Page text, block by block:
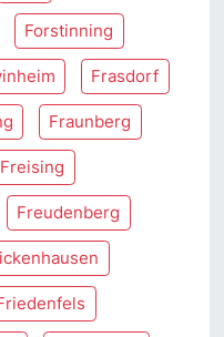
Forstinning
Frasdorf
Fraunberg
Freising
Freudenberg